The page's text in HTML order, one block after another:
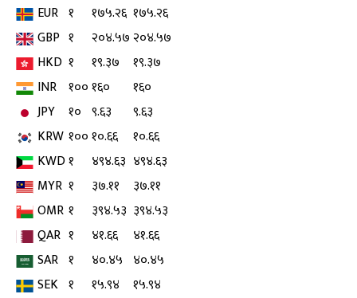
EUR १ १७५.२६ १७५.२६
GBP १ २०४.५७ २०४.५७
HKD १ १९.३७
१९.३७
INR १००१६०
१६०
JPY
१० ९.६३
९.६३
KRW १००१०.६६
१०.६६
KWD१ ४९४.६३ ४९४.६३
MYR १ ३७.११
३७.११
OMR १ ३९४.५३ ३९४.५३
QAR १ ४१.६६
४१.६६
SAR १ ४०.४५ ४०.४५
SEK १ १५.९४
१५.९४